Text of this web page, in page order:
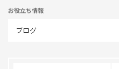
お役立ち情報
ブログ